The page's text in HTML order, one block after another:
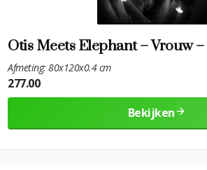
Otis Meets Elephant – Vrouw
Afmeting: 80x120x0.4 cm
277.00
Bekijken